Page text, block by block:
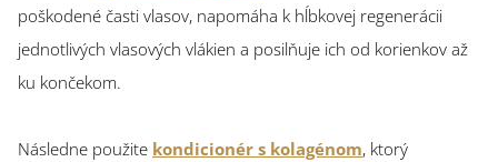
poškodené časti vlasov, napomáha k hĺbkovej regenerácii
jednotlivých vlasových vlákien a posilňuje ich od korienkov až
ku končekom.
Následne použite kondicionér s kolagénom, ktorý